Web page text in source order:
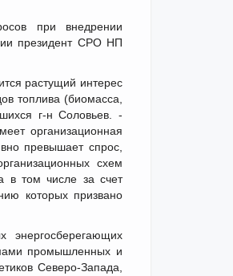
при внедрении
президент СРО НП
растущий интерес
топлива (биомасса,
г-н Соловьев. -
организационная
превышает спрос,
схем
в том числе за счет
которых призвано
энергосберегающих
промышленных и
Северо-Запада,